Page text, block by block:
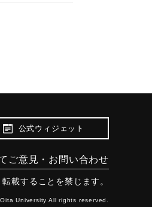
公式ウィジェット
ご意見・お問い合わせ
載することを禁じます。
Oita University All rights reserved.